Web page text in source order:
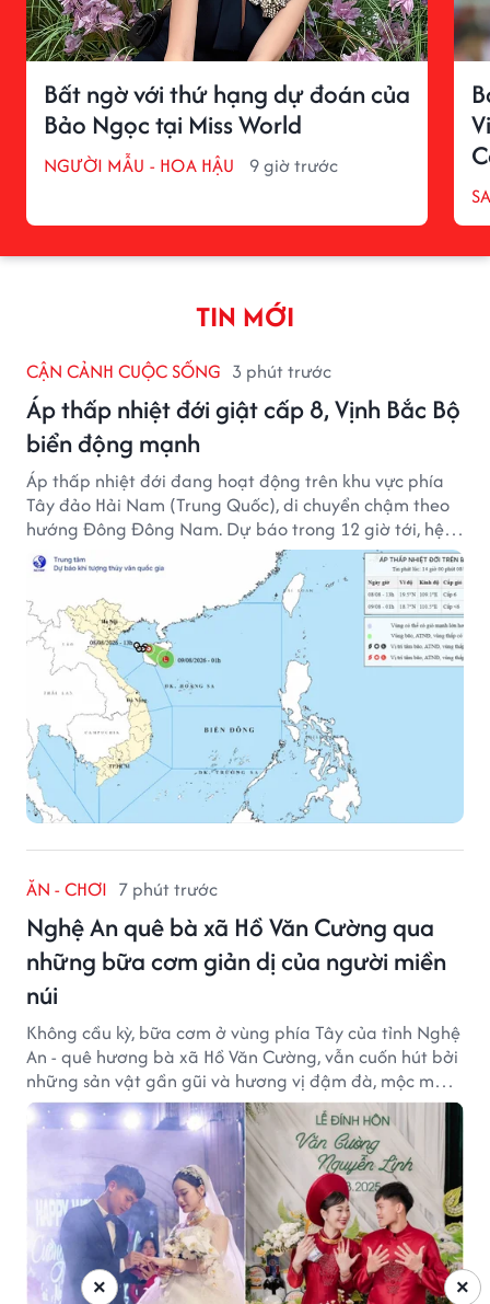
Bất ngờ với thứ hạng dự đoán của
Bảo Ngọc tại Miss World
NGƯỜI MẪU - HOA HẬU 9 giờ trước
TIN MỚI
CẬN CẢNH CUỘC SỐNG 3 phút trước
Áp thấp nhiệt đới giật cấp 8, Vịnh Bắc Bộ
biển động mạnh
Áp thấp nhiệt đới đang hoạt động trên khu vực phía
Tây đảo Hải Nam (Trung Quốc), di chuyển chậm theo
hướng Đông Đông Nam. Dự báo trong 12 giờ tới, hệ
thống này suy yếu dần thành vùng áp thấp.
ĂN - CHƠI 7 phút trước
Nghệ An quê bà xã Hồ Văn Cường qua
những bữa cơm giản dị của người miền
núi
Không cầu kỳ, bữa cơm ở vùng phía Tây của tỉnh Nghệ
An - quê hương bà xã Hồ Văn Cường, vẫn cuốn hút bởi
những sản vật gần gũi và hương vị đậm đà, mộc mạc
của núi rừng.
×
×